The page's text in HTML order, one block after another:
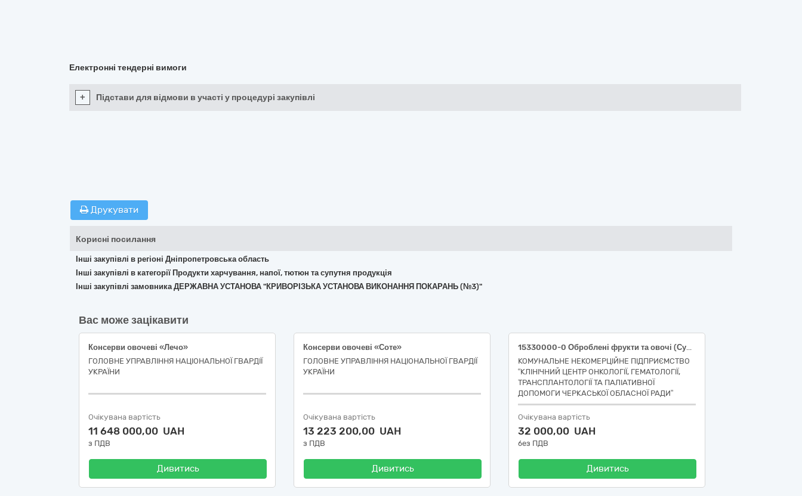
Електронні тендерні вимоги
+ Підстави для відмови в участі у процедурі закупівлі
Друкувати
Корисні посилання
Інші закупівлі в регіоні Дніпропетровська область
Інші закупівлі в категорії Продукти харчування, напої, тютюн та супутня продукція
Інші закупівлі замовника ДЕРЖАВНА УСТАНОВА "КРИВОРІЗЬКА УСТАНОВА ВИКОНАННЯ ПОКАРАНЬ (№3)"
Вас може зацікавити
Консерви овочеві «Лечо»
ГОЛОВНЕ УПРАВЛІННЯ НАЦІОНАЛЬНОЇ ГВАРДІЇ
УКРАЇНИ
Очікувана вартість
11 648 000,00 UAH
з ПДВ
Дивитись
Консерви овочеві «Соте»
ГОЛОВНЕ УПРАВЛІННЯ НАЦІОНАЛЬНОЇ ГВАРДІЇ
УКРАЇНИ
Очікувана вартість
13 223 200,00 UAH
з ПДВ
Дивитись
15330000-0 Оброблені фрукти та овочі (Суміш фруктово-ягідна, заморожена)
КОМУНАЛЬНЕ НЕКОМЕРЦІЙНЕ ПІДПРИЄМСТВО
“КЛІНІЧНИЙ ЦЕНТР ОНКОЛОГІЇ, ГЕМАТОЛОГІЇ,
ТРАНСПЛАНТОЛОГІЇ ТА ПАЛІАТИВНОЇ
ДОПОМОГИ ЧЕРКАСЬКОЇ ОБЛАСНОЇ РАДИ”
Очікувана вартість
32 000,00 UAH
без ПДВ
Дивитись